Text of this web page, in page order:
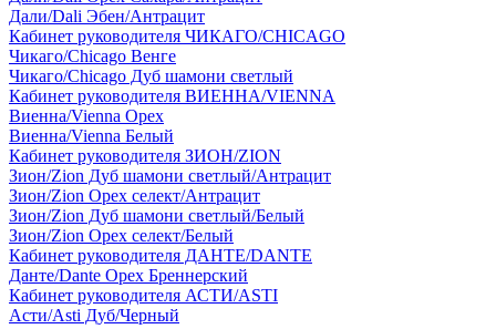
Дали/Dali Эбен/Антрацит
Кабинет руководителя ЧИКАГО/CHICAGO
Чикаго/Chicago Венге
Чикаго/Chicago Дуб шамони светлый
Кабинет руководителя ВИЕННА/VIENNA
Виенна/Vienna Орех
Виенна/Vienna Белый
Кабинет руководителя ЗИОН/ZION
Зион/Zion Дуб шамони светлый/Антрацит
Зион/Zion Орех селект/Антрацит
Зион/Zion Дуб шамони светлый/Белый
Зион/Zion Орех селект/Белый
Кабинет руководителя ДАНТЕ/DANTE
Данте/Dante Орех Бреннерский
Кабинет руководителя АСТИ/ASTI
Асти/Asti Дуб/Черный